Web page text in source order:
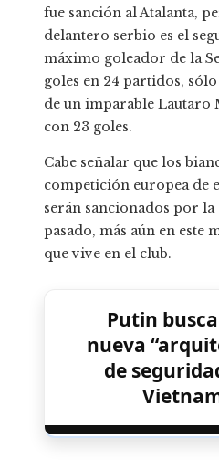
fue sanción al Atalanta,
delantero serbio es el
máximo goleador de la
goles en 24 partidos,
de un imparable Lautaro
con 23 goles.
Cabe señalar que los
competición europea de
serán sancionados por la
pasado, más aún en este
que vive en el club.
Putin
nueva
de